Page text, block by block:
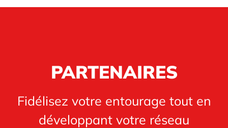
PARTENAIRES
Fidélisez votre entourage tout en
développant votre réseau